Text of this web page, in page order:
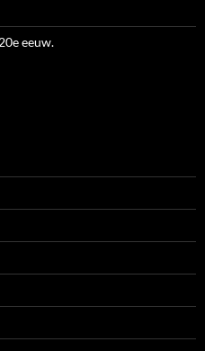
eeuw.